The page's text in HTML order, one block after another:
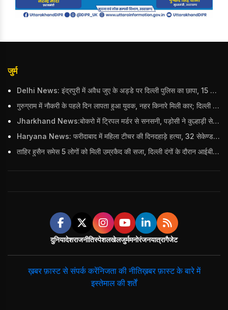
जुर्म
Delhi News: इंद्रपुरी में अवैध जुए के अड्डे पर दिल्ली पुलिस का छापा, 15 जुआरियों को पकड़ा; ₹3.61 लाख नकद और अन्य सामान बरामद
गुरुग्राम में नौकरी के पहले दिन लापता हुआ युवक, नहर किनारे मिली कार; दिल्ली पुलिस ने दर्ज की FIR
Jharkhand News:बोकरो में ट्रिपल मर्डर से सनसनी, पड़ोसी ने कुल्हाड़ी से पति-पत्नी और बहु की हत्या की
Haryana News: फरीदाबाद में महिला टीचर की दिनदहाड़े हत्या, 32 सेकेण्ड में 34 बार किया वार
ताहिर हुसैन समेस 5 लोगों को मिली उम्रकैद की सजा, दिल्ली दंगों के दौरान आईबी अधिकारी का किया था कत्ल
दुनियादेशराजनीतिस्पेशलखेलजुर्ममनोरंजनयात्रागैजेट
ख़बर फ़ास्ट से संपर्क करेंनिजता की नीतिख़बर फ़ास्ट के बारे में
इस्तेमाल की शर्तें